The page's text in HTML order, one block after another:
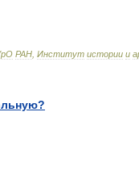
РАН Институт истории и